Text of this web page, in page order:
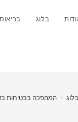
בלוג בריאות
בלוג > המהפכה בבטיחות